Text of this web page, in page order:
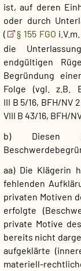
ist, auf deren
oder durch
(
§ 155 FGO
die
endgültigen
Begründung
Folge (vgl. z.B.
III B 5/16, BFH/NV
VIII B 43/16, BFH/
b) Diesen
aa) Die Klägerin
fehlenden
privaten Motiven
erfolgte
private Motive
bereits nicht
aufgeklärte
materiell-